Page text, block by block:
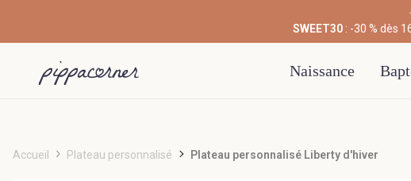
SWEET30 : -30 % dès
Naissance
Accueil Plateau personnalisé Plateau personnalisé Liberty d'hiver